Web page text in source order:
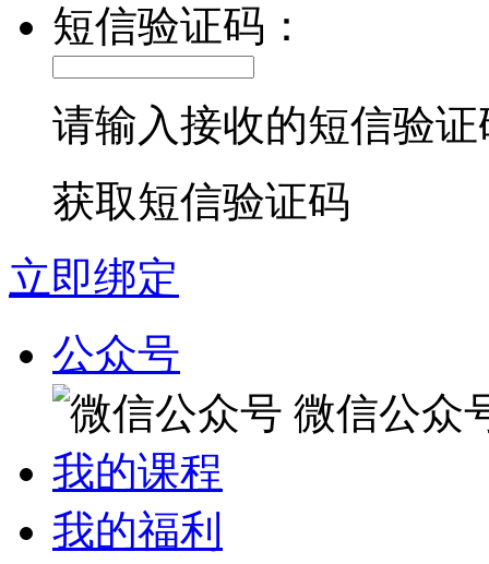
短信验证码：
请输入接收的短信验证
获取短信验证码
立即绑定
公众号
微信公众
我的课程
我的福利